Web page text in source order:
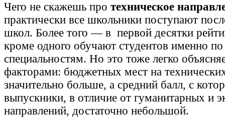
Чего не скажешь про техническое
практически все школьники поступают
школ. Более того — в первой десятки
кроме одного обучают студентов именно
специальностям. Но это тоже легко
факторами: бюджетных мест на
значительно больше, а средний балл, с
выпускники, в отличие от гуманитарных и
направлений, достаточно небольшой.